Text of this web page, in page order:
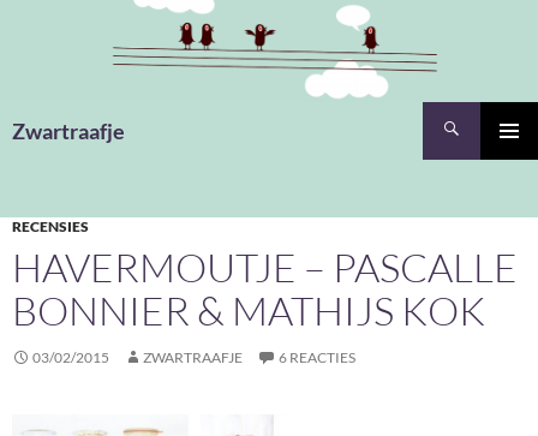
Zwartraafje
RECENSIES
HAVERMOUTJE – PASCALLE
BONNIER & MATHIJS KOK
03/02/2015 ZWARTRAAFJE 6 REACTIES